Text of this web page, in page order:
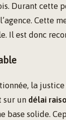
Durant cette
Cette
Il est donc
la
sur un délai
base solide.